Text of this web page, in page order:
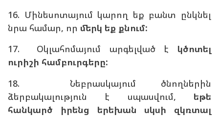
16. Մինեսոտայում կարող եք բանտ ընկնել
նրա համար, որ մերկ եք քնում:
17. Օկլահոմայում արգելված է կծոտել
ուրիշի համբուրգերը:
18. Նեբրասկայում ծնողներին
ձերբակալություն է սպասվում, եթե
հանկարծ իրենց երեխան սկսի զկռտալ